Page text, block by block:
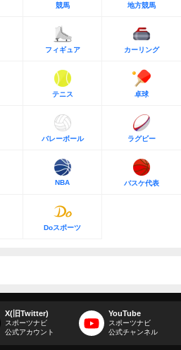
競馬 地方競馬
フィギュア カーリング
テニス 卓球
バレーボール ラグビー
NBA バスケ代表
Doスポーツ
X(旧Twitter)
スポーツナビ
公式アカウント
YouTube
スポーツナビ
公式チャンネル